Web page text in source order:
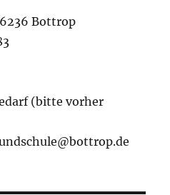
Bottrop
(bitte vorher